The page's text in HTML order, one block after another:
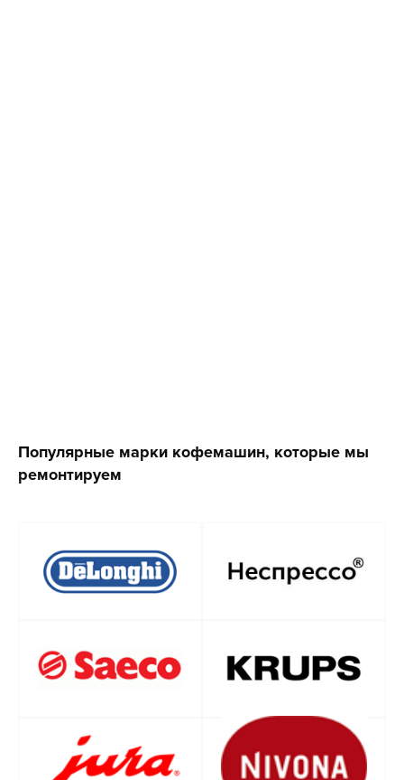
Популярные марки кофемашин, которые мы
ремонтируем